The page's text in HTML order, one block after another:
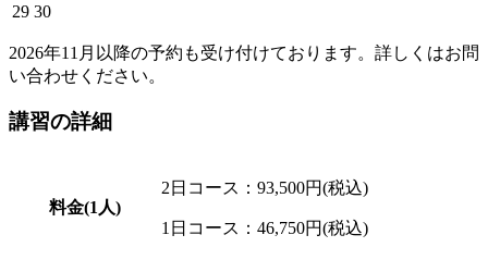
29 30
2026年11月以降の予約も受け付けております。詳しくはお問
い合わせください。
講習の詳細
料金(1人)
2日コース： 93,500円(税込)
1日コース： 46,750円(税込)